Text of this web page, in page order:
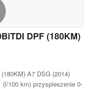
DPF (180KM)
A7 DSG (2014)
100 km) przyspieszenie 0-